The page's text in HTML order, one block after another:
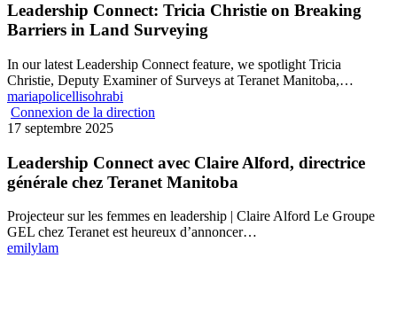
Leadership Connect: Tricia Christie on Breaking
Barriers in Land Surveying
In our latest Leadership Connect feature, we spotlight Tricia
Christie, Deputy Examiner of Surveys at Teranet Manitoba,…
mariapolicellisohrabi
Connexion de la direction
17 septembre 2025
Leadership Connect avec Claire Alford, directrice
générale chez Teranet Manitoba
Projecteur sur les femmes en leadership | Claire Alford Le Groupe
GEL chez Teranet est heureux d’annoncer…
emilylam